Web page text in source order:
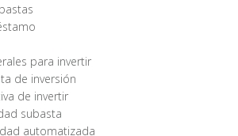
para invertir
de inversión
de invertir
subasta
automatizada